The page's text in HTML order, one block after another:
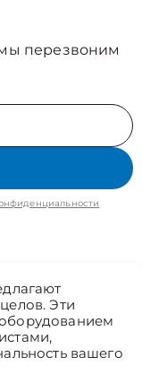
перезвоним
Эти
вашего